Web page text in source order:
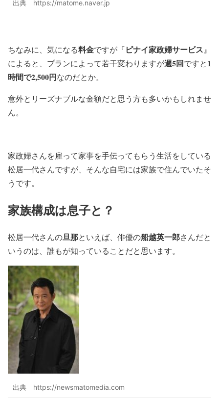
出典 https://matome.naver.jp
ちなみに、気になる料金ですが『ピナイ家政婦サービス 』
によると、プランによって若干変わりますが週5回ですと1
時間で2,500円なのだとか。
意外とリーズナブルな金額だと思う方も多いかもしれませ
ん。
家政婦さんを雇って家事を手伝ってもらう生活をしている
松居一代さんですが、そんな自宅には家族で住んでいたそ
うです。
家族構成は息子と？
松居一代さんの旦那といえば、俳優の船越英一郎さんだと
いうのは、誰もが知っていることだと思います。
出典 https://newsmatomedia.com